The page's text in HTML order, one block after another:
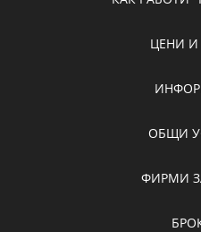
ЦЕНИ И
ОБЩИ
ФИРМИ